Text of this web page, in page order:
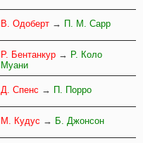
В. Одоберт → П. М. Сарр
Р. Бентанкур → Р. Коло
Муани
Д. Спенс → П. Порро
М. Кудус → Б. Джонсон